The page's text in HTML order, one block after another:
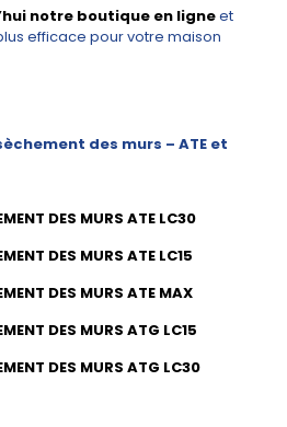
notre boutique en ligneet
efficace pour votre maison
des murs – ATE et
DES MURS ATE LC30
DES MURS ATE LC15
DES MURS ATE MAX
DES MURS ATG LC15
DES MURS ATG LC30